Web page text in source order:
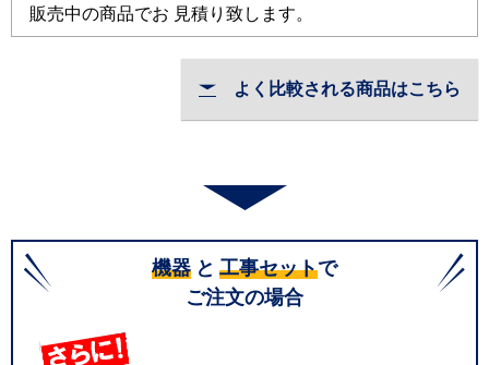
販売中の商品でお 見積り致します。
よく比較される商品はこちら
機器 と 工事セットで
ご注文の場合